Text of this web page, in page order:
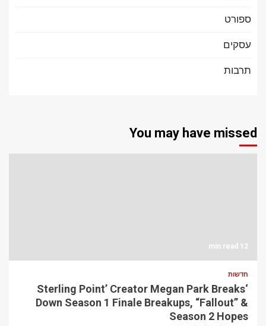
ספורט
עסקים
תרבות
You may have missed
12 min read
חדשות
‘Sterling Point’ Creator Megan Park Breaks
Down Season 1 Finale Breakups, “Fallout” &
Season 2 Hopes